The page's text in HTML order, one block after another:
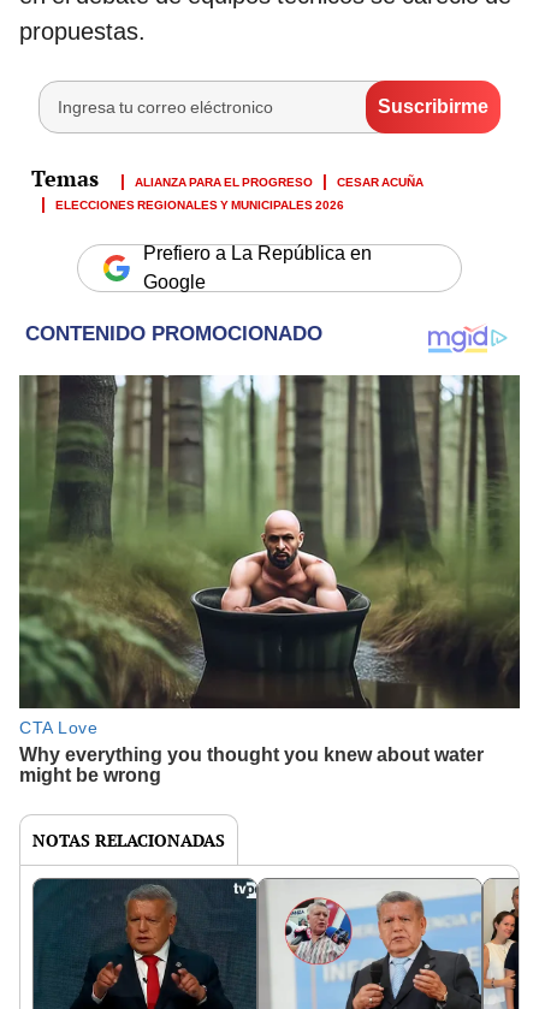
propuestas.
ALIANZA PARA EL PROGRESO
CESAR ACUÑA
ELECCIONES REGIONALES Y MUNICIPALES 2026
Prefiero a La República en
Google
NOTAS RELACIONADAS